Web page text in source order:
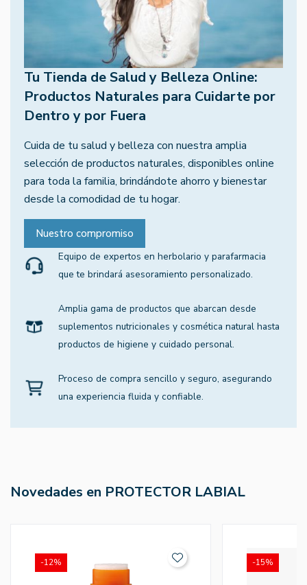
Tu Tienda de Salud y Belleza Online:
Productos Naturales para Cuidarte por
Dentro y por Fuera
Cuida de tu salud y belleza con nuestra amplia
selección de productos naturales, disponibles online
para toda la familia, brindándote ahorro y bienestar
desde la comodidad de tu hogar.
Nuestro compromiso
Equipo de expertos en herbolario y parafarmacia
que te brindará asesoramiento personalizado.
Amplia gama de productos que abarcan desde
suplementos nutricionales y cosmética natural hasta
productos de higiene y cuidado personal.
Proceso de compra sencillo y seguro, asegurando
una experiencia fluida y confiable.
Novedades en PROTECTOR LABIAL
-12% -15%